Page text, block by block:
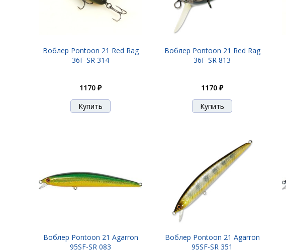
Воблер Pontoon 21 Red Rag
36F-SR 314
1170 ₽
Воблер Pontoon 21 Red Rag
36F-SR 813
1170 ₽
Воблер Pontoon 21 Agarron
95SF-SR 083
Воблер Pontoon 21 Agarron
95SF-SR 351